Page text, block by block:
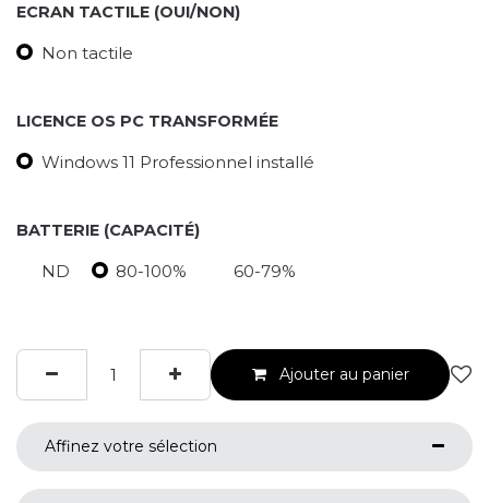
ECRAN TACTILE (OUI/NON)
Non tactile
LICENCE OS PC TRANSFORMÉE
Windows 11 Professionnel installé
BATTERIE (CAPACITÉ)
ND 80-100% 60-79%
Ajouter au panier
Affinez votre sélection